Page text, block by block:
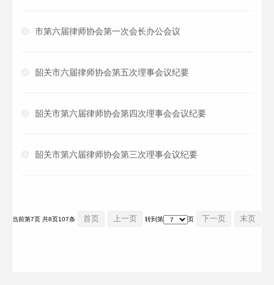
市第六届律师协会第一次会长办公会议
韶关市六届律师协会第五次理事会议纪要
韶关市第六届律师协会第四次理事会会议纪要
韶关市第六届律师协会第三次理事会议纪要
当前第7页 共8页107条 首页 上一页 转到第 页 下一页 末页